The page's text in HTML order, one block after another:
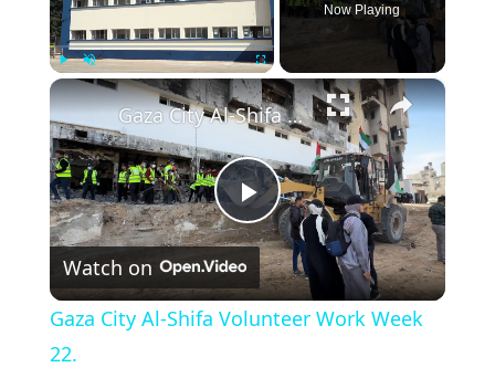
Play Unmute Fullscreen
Now Playing
×
Play
Video
Gaza City Al-Shifa Volunteer Work Week 22.
Watch on
Gaza City Al-Shifa Volunteer Work Week
22.